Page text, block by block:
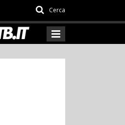
Cerca